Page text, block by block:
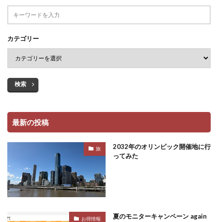
カテゴリー
検索
最新の投稿
旅
2032年のオリンピック開催地に行
ってみた
お得情報 夏のモニターキャンペーン again